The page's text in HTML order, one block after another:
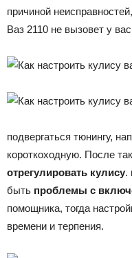
причиной
Ваз 2110 не вызовет у
подвергаться тюнингу,
короткоходную. После
отрегулировать кулису.
быть проблемы с
помощника, тогда
времени и терпения.